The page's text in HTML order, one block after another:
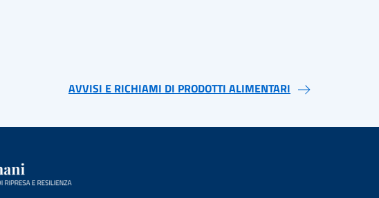
AVVISI E RICHIAMI DI PRODOTTI ALIMENTARI